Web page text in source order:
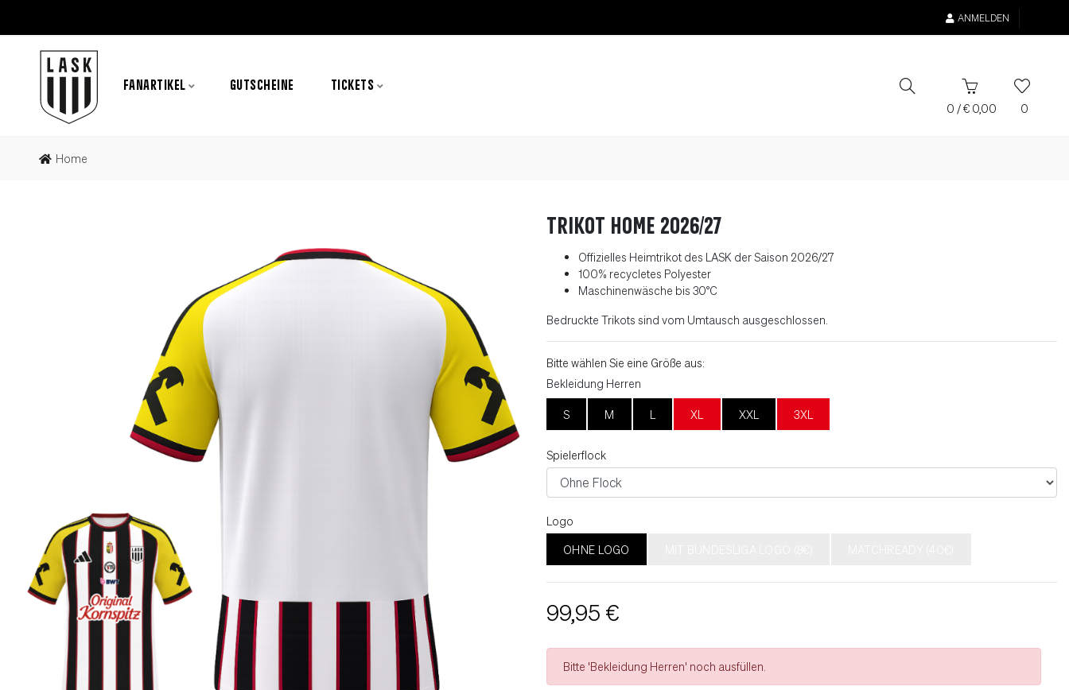
ANMELDEN
FANARTIKEL GUTSCHEINE TICKETS
0 /€ 0,00 0
Home
Trikot Home 2026/27
Offizielles Heimtrikot des LASK der Saison 2026/27
100% recycletes Polyester
Maschinenwäsche bis 30°C
Bedruckte Trikots sind vom Umtausch ausgeschlossen.
Bitte wählen Sie eine Größe aus:
Bekleidung Herren
S M L XL XXL 3XL
Spielerflock
Logo
OHNE LOGO
99,95 €
Bitte 'Bekleidung Herren' noch ausfüllen.